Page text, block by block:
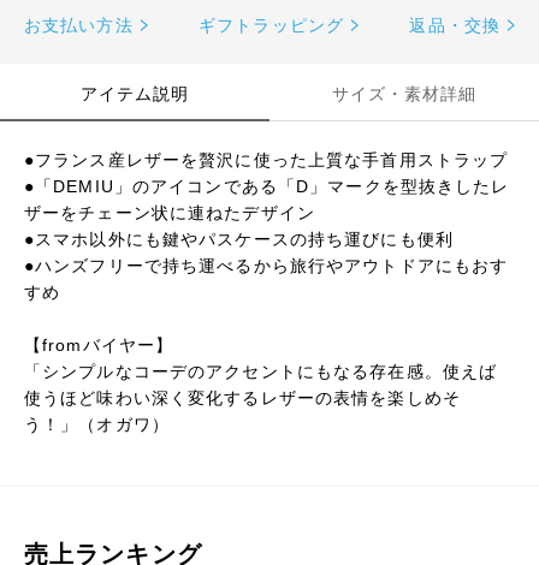
お支払い方法 ギフトラッピング 返品・交換
アイテム説明 サイズ・素材詳細
●フランス産レザーを贅沢に使った上質な手首用ストラップ
●「DEMIU」のアイコンである「D」マークを型抜きしたレ
ザーをチェーン状に連ねたデザイン
●スマホ以外にも鍵やパスケースの持ち運びにも便利
●ハンズフリーで持ち運べるから旅行やアウトドアにもおす
すめ
【fromバイヤー】
「シンプルなコーデのアクセントにもなる存在感。使えば
使うほど味わい深く変化するレザーの表情を楽しめそ
う！」（オガワ）
売上ランキング